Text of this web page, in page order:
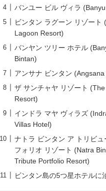
バンユー ビル ヴィラ
ビンタン ラグーン リゾート
Lagoon Resort)
バンヤン ツリー ホテル
Bintan)
アンサナ ビンタン
ザ サンチャヤ リゾート
Resort)
インドラ マヤ ヴィラズ
Villas Hotel)
ナトラ ビンタン ア トリビュ
フォリオ リゾート (Natra
Tribute Portfolio Resort)
ビンタン島の5つ星ホテルに